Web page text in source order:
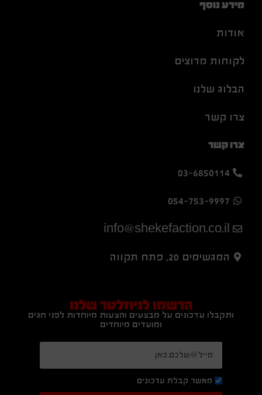
מידע נוסף
אודות
לקוחות מרוצים
הבלוג שלנו
צרו קשר
צרו קשר
03-6850114
054-753-9997
info@shekefaction.co.il
המגשימים 20, פתח תקווה
הרשמו לניוזלטר שלנו
ותקבלו עדכונים על מבצעים והצעות מיוחדות לפני חגים
ומועדים מיוחדים
מאשר קבלת עדכונים